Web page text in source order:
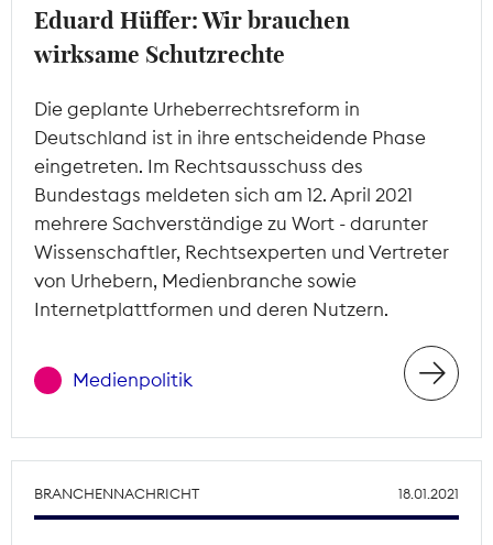
Mitgliederbereich
Eduard Hüffer: Wir brauchen
wirksame Schutzrechte
Die geplante Urheberrechtsreform in
Deutschland ist in ihre entscheidende Phase
eingetreten. Im Rechtsausschuss des
Bundestags meldeten sich am 12. April 2021
mehrere Sachverständige zu Wort - darunter
Wissenschaftler, Rechtsexperten und Vertreter
von Urhebern, Medienbranche sowie
Internetplattformen und deren Nutzern.
Medienpolitik
BRANCHENNACHRICHT 18.01.2021